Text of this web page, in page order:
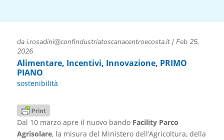
da i.rosadini@confindustriatoscanacentroecosta.it| Feb 25,
2026
Alimentare, Incentivi, Innovazione, PRIMO
PIANO
sostenibilità
Dal 10 marzo apre il nuovo bando Facility Parco
Agrisolare, la misura del Ministero dell’Agricoltura, della